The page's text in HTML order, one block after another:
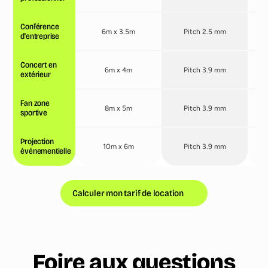
Conférence
d'entreprise
Concert en
extérieur
Fan zone
sportive
Projection
événementielle
6m x 3.5m
6m x 4m
8m x 5m
10m x 6m
Pitch 2.5 mm
Pitch 3.9 mm
Pitch 3.9 mm
Pitch 3.9 mm
Calculer mon tarif de location
Foire aux questions